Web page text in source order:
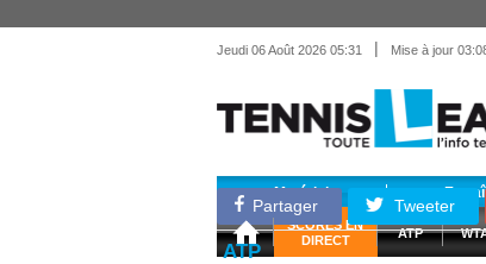
Jeudi 06 Août 2026 05:31 | Mise à jour
Matériel
SCORES EN
DIRECT
ATP
Partager Tweeter
ATP